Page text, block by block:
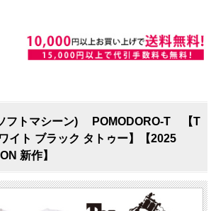
フトマシーン) POMODORO-T 【T
イト ブラック タトゥー】【2025
新作】